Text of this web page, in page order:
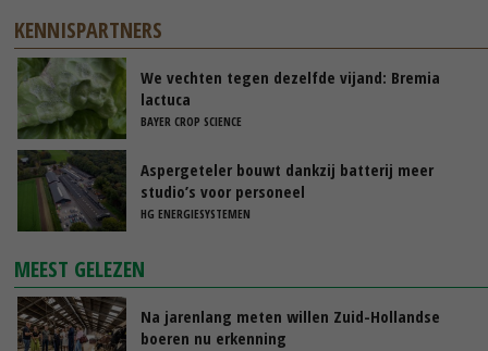
KENNISPARTNERS
We vechten tegen dezelfde vijand: Bremia
lactuca
BAYER CROP SCIENCE
Aspergeteler bouwt dankzij batterij meer
studio’s voor personeel
HG ENERGIESYSTEMEN
MEEST GELEZEN
Na jarenlang meten willen Zuid-Hollandse
boeren nu erkenning